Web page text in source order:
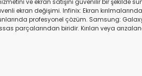
ve ekran satışını güvenilir bir şekilde
ekran değişimi. Infinix: Ekran
profesyonel çözüm. Samsung:
parçalarından biridir. Kırılan veya
dikkat ediniz. HK-ZY-A.Kalite ekran: Daha